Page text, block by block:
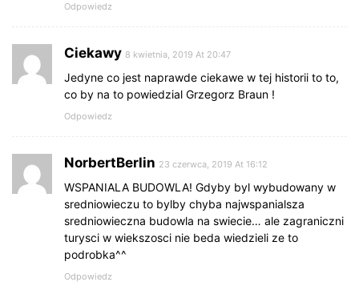
Odpowiedz
Ciekawy 8 kwietnia, 2019 At 20:47
Jedyne co jest naprawde ciekawe w tej historii to to,
co by na to powiedzial Grzegorz Braun !
Odpowiedz
NorbertBerlin 23 czerwca, 2019 At 16:12
WSPANIALA BUDOWLA! Gdyby byl wybudowany w
sredniowieczu to bylby chyba najwspanialsza
sredniowieczna budowla na swiecie… ale zagraniczni
turysci w wiekszosci nie beda wiedzieli ze to
podrobka^^
Odpowiedz